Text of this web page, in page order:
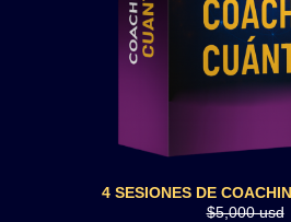
4 SESIONES DE
$5,000 usd